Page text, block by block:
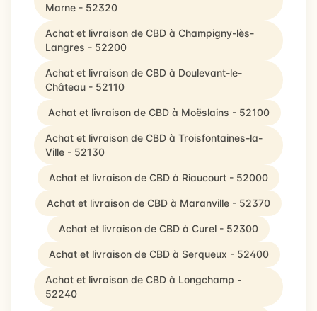
Marne - 52320
Achat et livraison de CBD à Champigny-lès-
Langres - 52200
Achat et livraison de CBD à Doulevant-le-
Château - 52110
Achat et livraison de CBD à Moëslains - 52100
Achat et livraison de CBD à Troisfontaines-la-
Ville - 52130
Achat et livraison de CBD à Riaucourt - 52000
Achat et livraison de CBD à Maranville - 52370
Achat et livraison de CBD à Curel - 52300
Achat et livraison de CBD à Serqueux - 52400
Achat et livraison de CBD à Longchamp -
52240